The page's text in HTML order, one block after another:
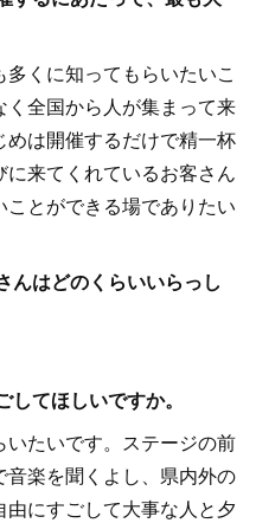
くに知ってもらいたいこ
全国から人が集まって来
は開催するだけで精一杯
来てくれているお客さん
とができる場でありたい
はどのくらいいらっし
てほしいですか。
たいです。ステージの前
楽を聞くよし、県内外の
にすごして大事な人と夕